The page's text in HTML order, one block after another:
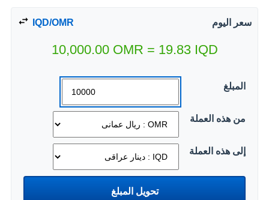
سعر اليوم IQD/OMR
10,000.00 OMR = 19.83 IQD
المبلغ
من هذه العملة
إلى هذه العملة